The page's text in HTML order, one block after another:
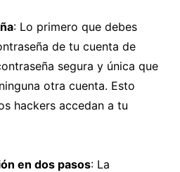
: Lo primero que debes
de tu cuenta de
segura y única que
otra cuenta. Esto
hackers accedan a tu
en dos pasos: La